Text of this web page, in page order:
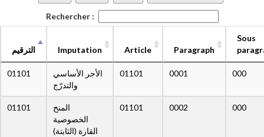
Rechercher :
الترقيم Imputation Article Paragraph
Sous
01101
الأجر الأساسي
والتدرّج
01101 0001 000
01101
المنح
الخصوصية
القارة (الثابتة)
01101 0002 000